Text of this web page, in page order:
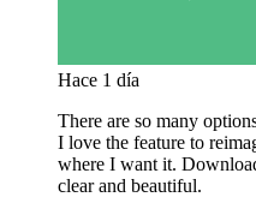
Hace 1 día
There are so many
I love the feature to
where I want it.
clear and beautiful.